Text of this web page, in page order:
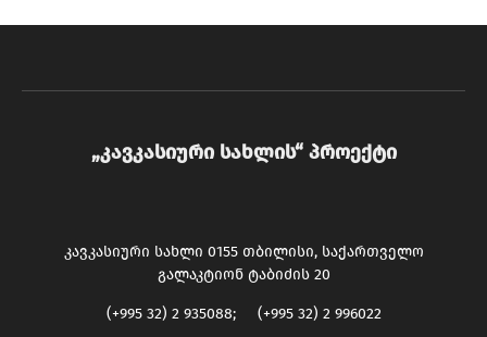
„კავკასიური სახლის“ პროექტი
კავკასიური სახლი 0155 თბილისი, საქართველო
გალაკტიონ ტაბიძის 20
(+995 32) 2 935088; (+995 32) 2 996022